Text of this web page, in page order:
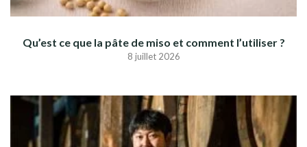
Qu’est ce que la pâte de miso et comment l’utiliser ?
8 juillet 2026